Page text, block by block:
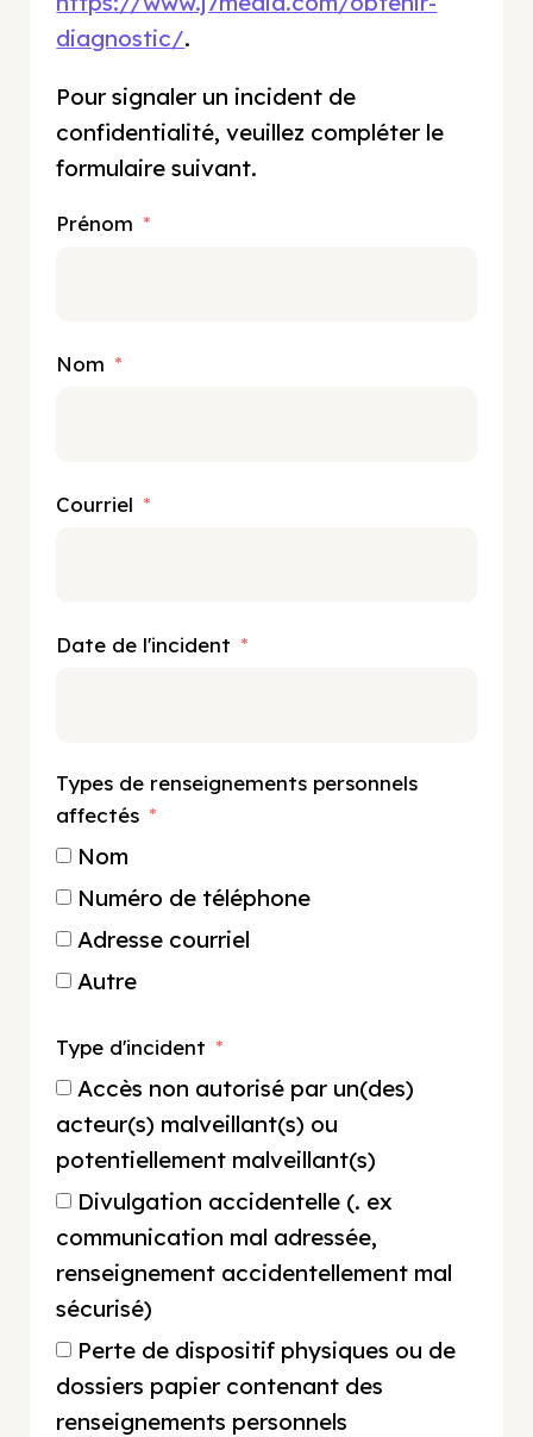
diagnostic/.
Pour signaler un incident de
confidentialité, veuillez compléter le
formulaire suivant.
Prénom
Nom
Courriel
Date de l'incident
Types de renseignements personnels
affectés
Nom
Numéro de téléphone
Adresse courriel
Autre
Type d'incident
Accès non autorisé par un(des)
acteur(s) malveillant(s) ou
potentiellement malveillant(s)
Divulgation accidentelle (. ex
communication mal adressée,
renseignement accidentellement mal
sécurisé)
Perte de dispositif physiques ou de
dossiers papier contenant des
renseignements personnels